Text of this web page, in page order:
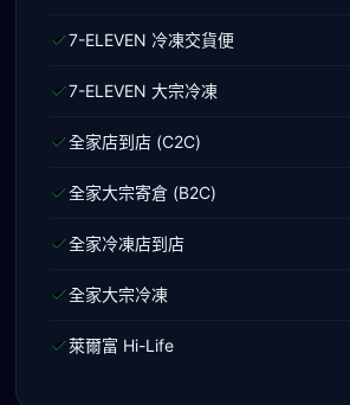
7-ELEVEN 冷凍交貨便
7-ELEVEN 大宗冷凍
全家店到店 (C2C)
全家大宗寄倉 (B2C)
全家冷凍店到店
全家大宗冷凍
萊爾富 Hi-Life